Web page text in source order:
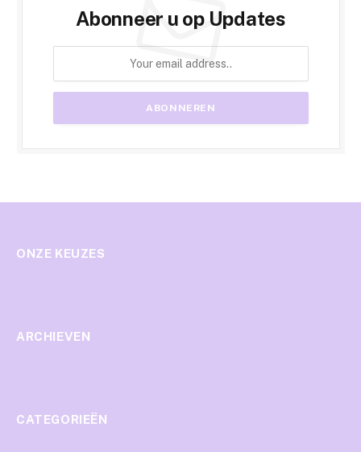
Abonneer u op Updates
ONZE KEUZES
ARCHIEVEN
CATEGORIEËN